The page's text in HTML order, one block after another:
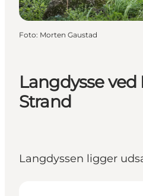
Langdysse
Strand
Langdyssen ligger
Foto: Morten Gaustad